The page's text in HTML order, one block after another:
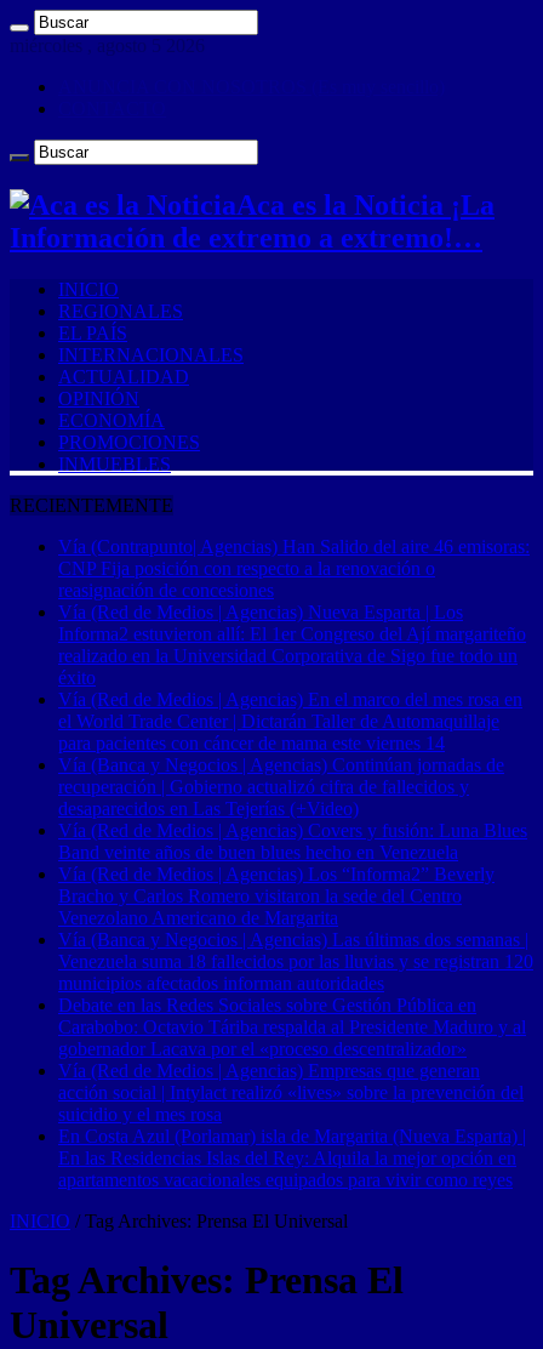
miércoles , agosto 5 2026
Aca es la Noticia ¡La
Información de extremo a extremo!…
INICIO
REGIONALES
EL PAÍS
INTERNACIONALES
ACTUALIDAD
OPINIÓN
ECONOMÍA
PROMOCIONES
INMUEBLES
RECIENTEMENTE
Vía (Contrapunto| Agencias) Han Salido del aire 46 emisoras:
CNP Fija posición con respecto a la renovación o
reasignación de concesiones
Vía (Red de Medios | Agencias) Nueva Esparta | Los
Informa2 estuvieron allí: El 1er Congreso del Ají margariteño
realizado en la Universidad Corporativa de Sigo fue todo un
éxito
Vía (Red de Medios | Agencias) En el marco del mes rosa en
el World Trade Center | Dictarán Taller de Automaquillaje
para pacientes con cáncer de mama este viernes 14
Vía (Banca y Negocios | Agencias) Continúan jornadas de
recuperación | Gobierno actualizó cifra de fallecidos y
desaparecidos en Las Tejerías (+Video)
Vía (Red de Medios | Agencias) Covers y fusión: Luna Blues
Band veinte años de buen blues hecho en Venezuela
Vía (Red de Medios | Agencias) Los “Informa2” Beverly
Bracho y Carlos Romero visitaron la sede del Centro
Venezolano Americano de Margarita
Vía (Banca y Negocios | Agencias) Las últimas dos semanas |
Venezuela suma 18 fallecidos por las lluvias y se registran 120
municipios afectados informan autoridades
Debate en las Redes Sociales sobre Gestión Pública en
Carabobo: Octavio Táriba respalda al Presidente Maduro y al
gobernador Lacava por el «proceso descentralizador»
Vía (Red de Medios | Agencias) Empresas que generan
acción social | Intylact realizó «lives» sobre la prevención del
suicidio y el mes rosa
En Costa Azul (Porlamar) isla de Margarita (Nueva Esparta) |
En las Residencias Islas del Rey: Alquila la mejor opción en
apartamentos vacacionales equipados para vivir como reyes
INICIO / Tag Archives: Prensa El Universal
Tag Archives: Prensa El
Universal